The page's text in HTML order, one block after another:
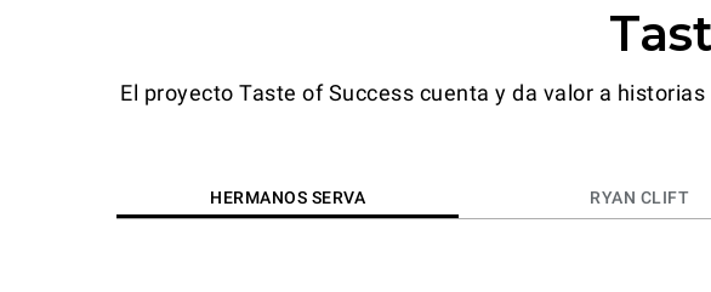
El proyecto Taste of Success cuenta y da valor a
HERMANOS SERVA RYAN CLIFT